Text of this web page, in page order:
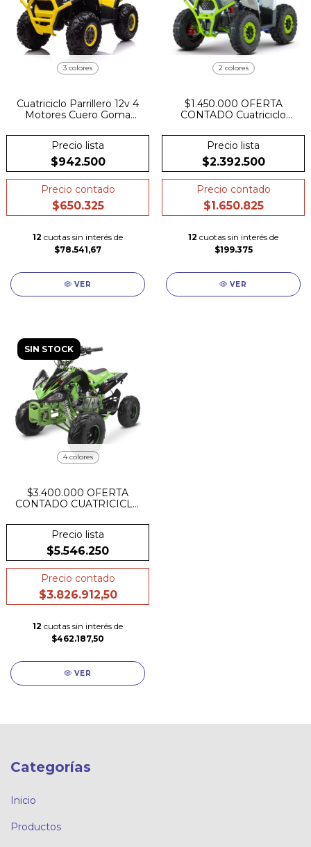
3 colores
Cuatriciclo Parrillero 12v 4
Motores Cuero Goma
Precio lista
$942.500
Precio contado
$650.325
12 cuotas sin interés de
$78.541,67
VER
2 colores
$1.450.000 OFERTA
CONTADO Cuatriciclo
1000W Llave Reguladora
De Velocidades Freno A
Disco Suspensión
Precio lista
$2.392.500
Precio contado
$1.650.825
12 cuotas sin interés de
$199.375
VER
SIN STOCK
4 colores
$3.400.000 OFERTA
CONTADO CUATRICICLO
1500W 60V ESPACIO
CARDANICO
Precio lista
$5.546.250
Precio contado
$3.826.912,50
12 cuotas sin interés de
$462.187,50
VER
Categorías
Inicio
Productos